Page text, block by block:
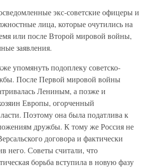
экс-советские офицеры и
лица, которые очутились на
или после Второй мировой войны,
заявления.
упомянуть подоплеку советско-
После Первой мировой войны
Лениным, а позже и
Европы, огорченный
Поэтому она была податлива к
дружбы. К тому же Россия не
договора и фактически
него. Советы считали, что
борьба вступила в новую фазу